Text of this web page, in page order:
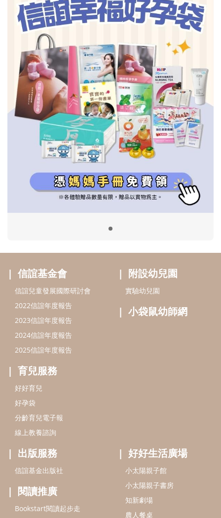
信誼基金會
2022信誼年度報告
2023信誼年度報告
2024信誼年度報告
好孕袋
分齡育兒電子報
線上教養諮詢
附設幼兒園
小袋鼠幼師網
出版服務
信誼基金出版社
閱讀推廣
Bookstart閱讀起步走
信誼幼兒文學獎
信誼兒童動畫獎
小袋鼠說故事劇團
service@hsin-yi.org.tw
信誼好好育兒
小太陽親子書房
(02)2396-5305轉2345 (週一～週五 9:00～18:00)
認識信誼 合作洽談 智慧財產權聲明